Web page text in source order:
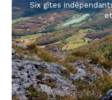
Six gîtes